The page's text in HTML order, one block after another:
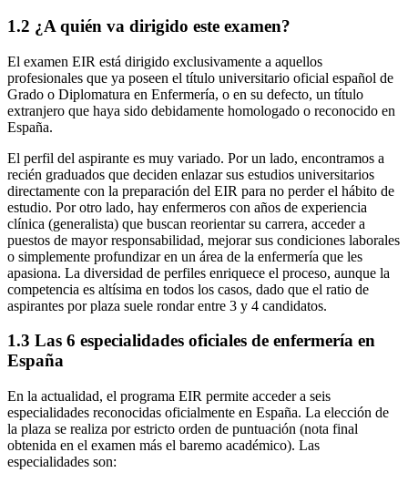
1.2 ¿A quién va dirigido este examen?
El examen EIR está dirigido exclusivamente a aquellos
profesionales que ya poseen el título universitario oficial español de
Grado o Diplomatura en Enfermería, o en su defecto, un título
extranjero que haya sido debidamente homologado o reconocido en
España.
El perfil del aspirante es muy variado. Por un lado, encontramos a
recién graduados que deciden enlazar sus estudios universitarios
directamente con la preparación del EIR para no perder el hábito de
estudio. Por otro lado, hay enfermeros con años de experiencia
clínica (generalista) que buscan reorientar su carrera, acceder a
puestos de mayor responsabilidad, mejorar sus condiciones laborales
o simplemente profundizar en un área de la enfermería que les
apasiona. La diversidad de perfiles enriquece el proceso, aunque la
competencia es altísima en todos los casos, dado que el ratio de
aspirantes por plaza suele rondar entre 3 y 4 candidatos.
1.3 Las 6 especialidades oficiales de enfermería en
España
En la actualidad, el programa EIR permite acceder a seis
especialidades reconocidas oficialmente en España. La elección de
la plaza se realiza por estricto orden de puntuación (nota final
obtenida en el examen más el baremo académico). Las
especialidades son: